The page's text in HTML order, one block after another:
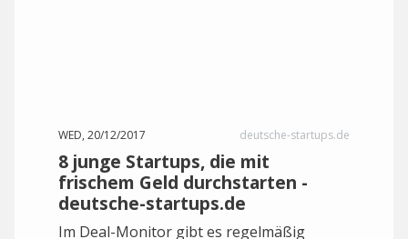
WED, 20/12/2017 deutsche-startups.de
8 junge Startups, die mit
frischem Geld durchstarten -
deutsche-startups.de
Im Deal-Monitor gibt es regelmäßig